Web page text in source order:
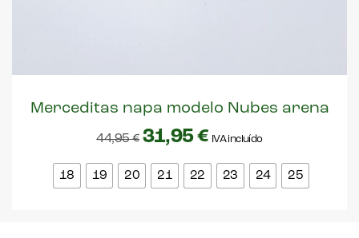
Merceditas napa modelo Nubes arena
44,95€ 31,95€ IVA incluído
18 19 20 21 22 23 24 25